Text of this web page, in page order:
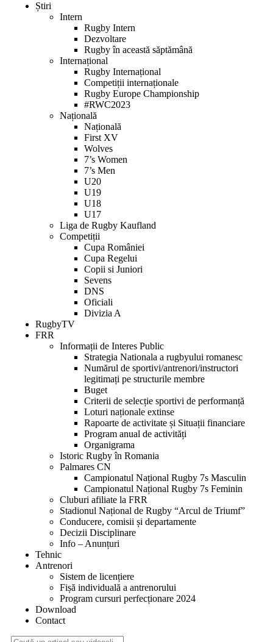
Știri
Intern
Rugby Intern
Dezvoltare
Rugby în această săptămână
Internațional
Rugby Internațional
Competiții internaționale
Rugby Europe Championship
#RWC2023
Națională
Națională
First XV
Wolves
7’s Women
7’s Men
U20
U19
U18
U17
Liga de Rugby Kaufland
Competiții
Cupa României
Cupa Regelui
Copii si Juniori
Sevens
DNS
Oficiali
Divizia A
RugbyTV
FRR
Informații de Interes Public
Strategia Nationala a rugbyului romanesc
Numărul de sportivi/antrenori/instructori
legitimați pe structurile membre
Buget
Criterii de selecție sportivi de performanță
Loturi naționale extinse
Rapoarte de activitate și Situații financiare
Program anual de activități
Organigrama
Istoric Rugby în Romania
Palmares CN
Campionatul Național Rugby 7s Masculin
Campionatul Național Rugby 7s Feminin
Cluburi afiliate la FRR
Stadionul Național de Rugby “Arcul de Triumf”
Conducere, comisii și departamente
Decizii Disciplinare
Info – Anunțuri
Tehnic
Antrenori
Sistem de licențiere
Fișă individuală a antrenorului
Program cursuri perfecționare 2024
Download
Contact